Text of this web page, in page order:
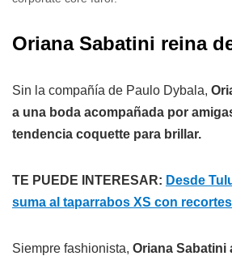
Oriana Sabatini reina
Sin la compañía de Paulo Dybala,
a una boda acompañada por
tendencia coquette para brillar.
TE PUEDE INTERESAR: Desde
suma al taparrabos XS con
Siempre fashionista, Oriana Sabatini